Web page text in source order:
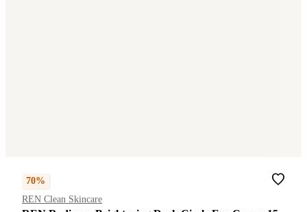
70%
Merke:
REN Clean Skincare